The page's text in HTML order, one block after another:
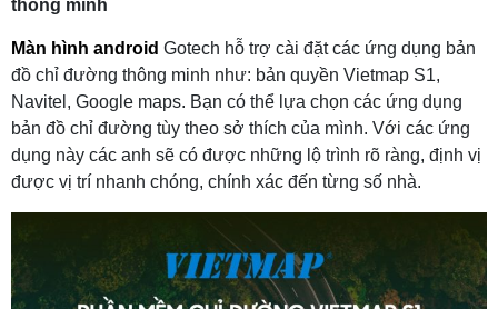
thông minh
Màn hình android Gotech hỗ trợ cài đặt các ứng dụng bản
đồ chỉ đường thông minh như: bản quyền Vietmap S1,
Navitel, Google maps. Bạn có thể lựa chọn các ứng dụng
bản đồ chỉ đường tùy theo sở thích của mình. Với các ứng
dụng này các anh sẽ có được những lộ trình rõ ràng, định vị
được vị trí nhanh chóng, chính xác đến từng số nhà.